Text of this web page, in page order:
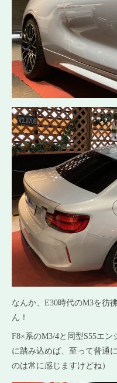
なんか、E30時代のM3を彷
ん！
F8×系のM3/4と同型S55エ
に踏み込めば、至って普通
のは常に感じますけどね）